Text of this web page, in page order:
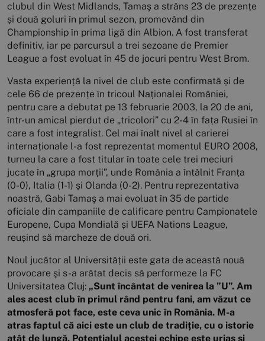
clubul din West Midlands, Tamaş a strâns 23 de prezențe
și două goluri în primul sezon, promovând din
Championship în prima ligă din Albion. A fost transferat
definitiv, iar pe parcursul a trei sezoane de Premier
League a fost evoluat în 45 de jocuri pentru West Brom.
Vasta experiență la nivel de club este confirmată și de
cele 66 de prezențe în tricoul Naționalei României,
pentru care a debutat pe 13 februarie 2003, la 20 de ani,
într-un amical pierdut de „tricolori” cu 2-4 în fața Rusiei în
care a fost integralist. Cel mai înalt nivel al carierei
internaționale l-a fost reprezentat momentul EURO 2008,
turneu la care a fost titular în toate cele trei meciuri
jucate în „grupa morții”, unde România a întâlnit Franța
(0-0), Italia (1-1) și Olanda (0-2). Pentru reprezentativa
noastră, Gabi Tamaş a mai evoluat în 35 de partide
oficiale din campaniile de calificare pentru Campionatele
Europene, Cupa Mondială și UEFA Nations League,
reușind să marcheze de două ori.
Noul jucător al Universității este gata de această nouă
provocare şi s-a arătat decis să performeze la FC
Universitatea Cluj: „Sunt încântat de venirea la ”U”. Am
ales acest club în primul rând pentru fani, am văzut ce
atmosferă pot face, este ceva unic în România. M-a
atras faptul că aici este un club de tradiție, cu o istorie
atât de lungă. Potențialul acestei echipe este uriaș și